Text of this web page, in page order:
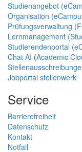
Studienangebot
Organisation
Prüfungsverwaltung
Lernmanagement
Studierendenportal
Chat AI (Academic
Jobportal stellenwerk
Service
Barrierefreiheit
Datenschutz
Kontakt
Notfall